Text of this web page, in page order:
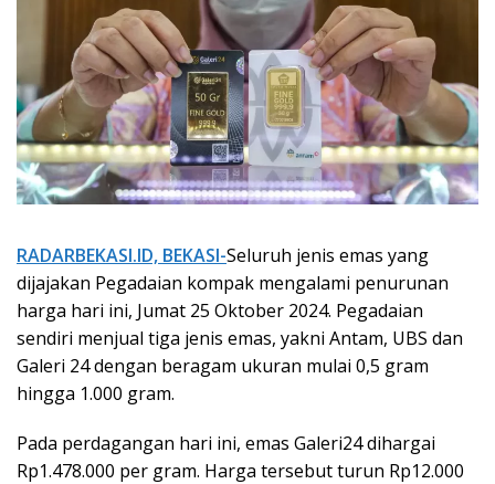
RADARBEKASI.ID, BEKASI-Seluruh jenis emas yang
dijajakan Pegadaian kompak mengalami penurunan
harga hari ini, Jumat 25 Oktober 2024. Pegadaian
sendiri menjual tiga jenis emas, yakni Antam, UBS dan
Galeri 24 dengan beragam ukuran mulai 0,5 gram
hingga 1.000 gram.
Pada perdagangan hari ini, emas Galeri24 dihargai
Rp1.478.000 per gram. Harga tersebut turun Rp12.000